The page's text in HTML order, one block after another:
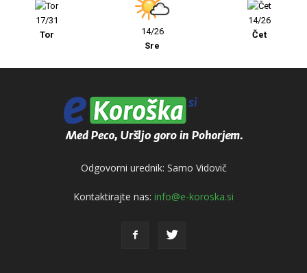
17/31
Tor
14/26
Sre
14/26
Čet
Odgovorni urednik: Samo Vidovič
Kontaktirajte nas: info@e-koroska.si